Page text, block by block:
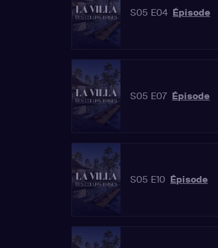
S05 E04 Épisode
S05 E07 Épisode
S05 E10 Épisode